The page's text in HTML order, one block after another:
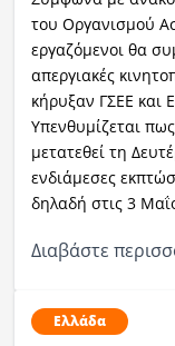
του Οργανισμού
εργαζόμενοι θα
απεργιακές
κήρυξαν ΓΣΕΕ και
Υπενθυμίζεται
μετατεθεί τη
ενδιάμεσες
δηλαδή στις 3
Διαβάστε
Ελλάδα